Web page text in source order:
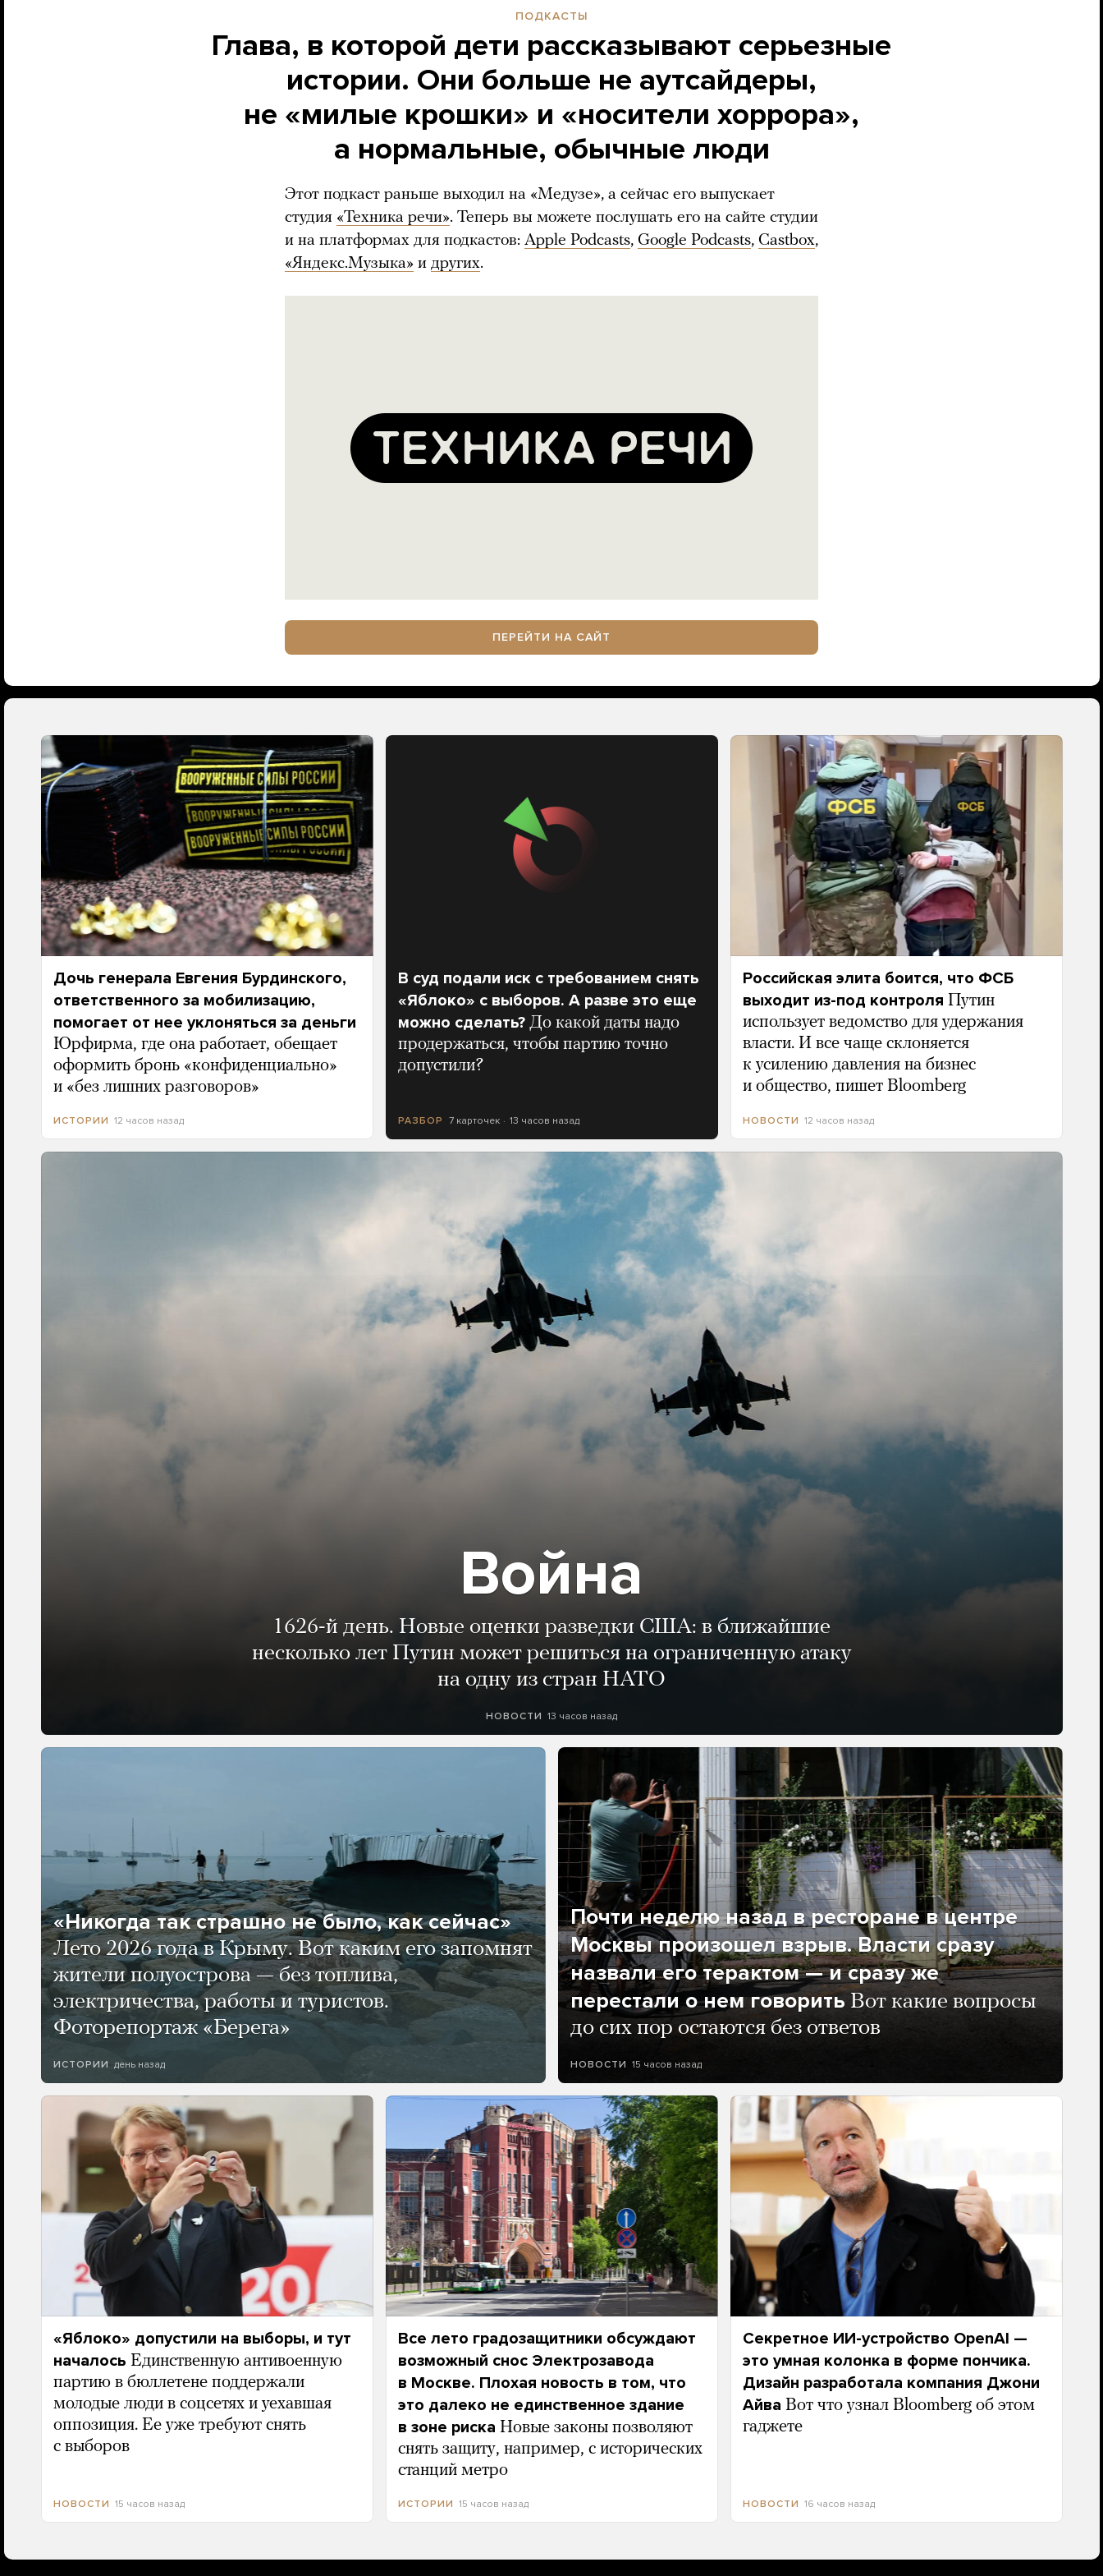
ПОДКАСТЫ
Глава, в которой дети рассказывают серьезные
истории. Они больше не аутсайдеры,
не «милые крошки» и «носители хоррора»,
а нормальные, обычные люди
Этот подкаст раньше выходил на «Медузе», а сейчас его выпускает
студия «Техника речи». Теперь вы можете послушать его на сайте студии
и на платформах для подкастов: Apple Podcasts, Google Podcasts, Castbox,
«Яндекс.Музыка» и других.
ПЕРЕЙТИ НА САЙТ
Дочь генерала Евгения Бурдинского,
ответственного за мобилизацию,
помогает от нее уклоняться за деньги
Юрфирма, где она работает, обещает
оформить бронь «конфиденциально»
и «без лишних разговоров»
ИСТОРИИ 12 часов назад
В суд подали иск с требованием снять
«Яблоко» с выборов. А разве это еще
можно сделать? До какой даты надо
продержаться, чтобы партию точно
допустили?
РАЗБОР 7 карточек 13 часов назад
Российская элита боится, что ФСБ
выходит из-под контроля Путин
использует ведомство для удержания
власти. И все чаще склоняется
к усилению давления на бизнес
и общество, пишет Bloomberg
НОВОСТИ 12 часов назад
Война
1626-й день. Новые оценки разведки США: в ближайшие
несколько лет Путин может решиться на ограниченную атаку
на одну из стран НАТО
НОВОСТИ 13 часов назад
«Никогда так страшно не было, как сейчас»
Лето 2026 года в Крыму. Вот каким его запомнят
жители полуострова — без топлива,
электричества, работы и туристов.
Фоторепортаж «Берега»
ИСТОРИИ день назад
Почти неделю назад в ресторане в центре
Москвы произошел взрыв. Власти сразу
назвали его терактом — и сразу же
перестали о нем говорить Вот какие вопросы
до сих пор остаются без ответов
НОВОСТИ 15 часов назад
«Яблоко» допустили на выборы, и тут
началось Единственную антивоенную
партию в бюллетене поддержали
молодые люди в соцсетях и уехавшая
оппозиция. Ее уже требуют снять
с выборов
НОВОСТИ 15 часов назад
Все лето градозащитники обсуждают
возможный снос Электрозавода
в Москве. Плохая новость в том, что
это далеко не единственное здание
в зоне риска Новые законы позволяют
снять защиту, например, с исторических
станций метро
ИСТОРИИ 15 часов назад
Секретное ИИ-устройство OpenAI —
это умная колонка в форме пончика.
Дизайн разработала компания Джони
Айва Вот что узнал Bloomberg об этом
гаджете
НОВОСТИ 16 часов назад